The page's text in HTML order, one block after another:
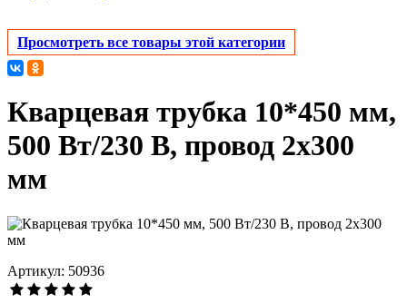
Просмотреть все товары этой категории
Кварцевая трубка 10*450 мм,
500 Вт/230 В, провод 2х300
мм
Артикул: 50936